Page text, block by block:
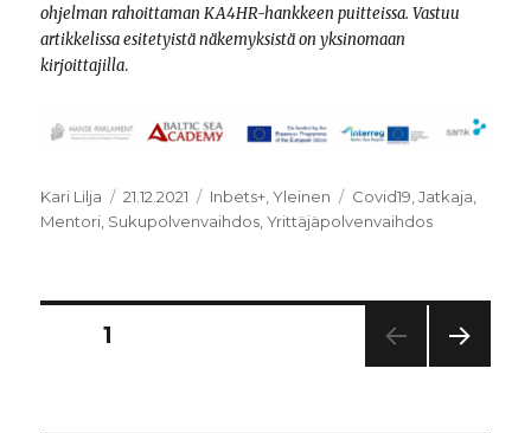
ohjelman rahoittaman KA4HR-hankkeen puitteissa. Vastuu
artikkelissa esitetyistä näkemyksistä on yksinomaan
kirjoittajilla.
Kirjoittaja
Kari Lilja Julkaistu
21.12.2021 Kategoriat
Inbets+ ,Yleinen Avainsanat
Covid19 ,Jatkaja
Mentori Sukupolvenvaihdos ,Yrittäjäpolvenvaihdos
Artikkelien
SIVU1